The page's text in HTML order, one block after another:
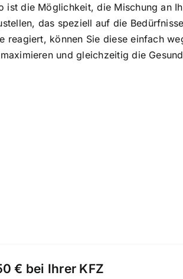
die Möglichkeit, die Mischung an
das speziell auf die
können Sie diese einfach
und gleichzeitig die
€ bei Ihrer KFZ